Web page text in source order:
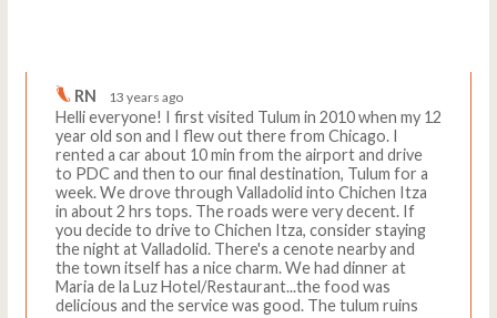
RN 13 years ago
Helli everyone! I first visited Tulum in 2010 when my 12
year old son and I flew out there from Chicago. I
rented a car about 10 min from the airport and drive
to PDC and then to our final destination, Tulum for a
week. We drove through Valladolid into Chichen Itza
in about 2 hrs tops. The roads were very decent. If
you decide to drive to Chichen Itza, consider staying
the night at Valladolid. There's a cenote nearby and
the town itself has a nice charm. We had dinner at
Maria de la Luz Hotel/Restaurant...the food was
delicious and the service was good. The tulum ruins